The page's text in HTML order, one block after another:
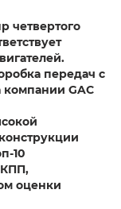
четвертого
передач с
GAC
10
оценки